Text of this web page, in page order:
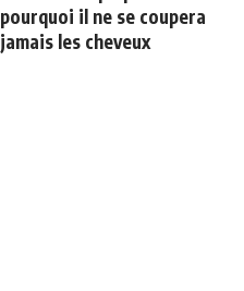
pourquoi il ne se coupera
jamais les cheveux